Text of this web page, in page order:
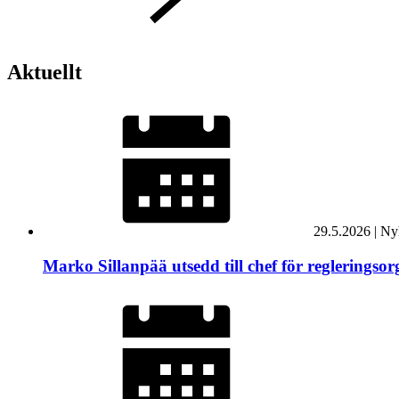
Aktuellt
29.5.2026 |
Marko Sillanpää utsedd till chef för